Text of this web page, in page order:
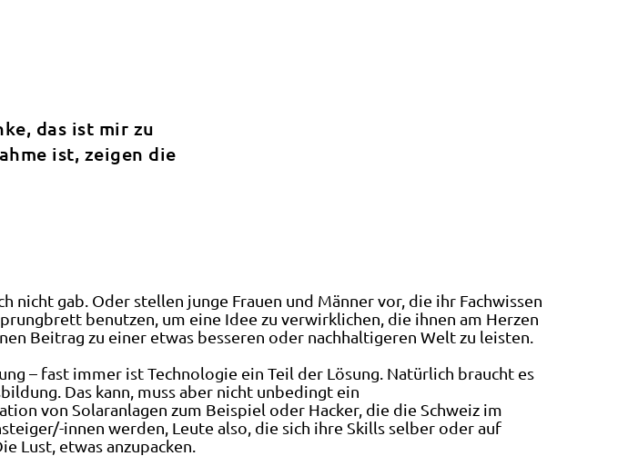
das ist mir zu
ist, zeigen die
gab. Oder stellen junge Frauen und Männer vor, die ihr Fachwissen
benutzen, um eine Idee zu verwirklichen, die ihnen am Herzen
Beitrag zu einer etwas besseren oder nachhaltigeren Welt zu leisten.
– fast immer ist Technologie ein Teil der Lösung. Natürlich braucht es
Das kann, muss aber nicht unbedingt ein
von Solaranlagen zum Beispiel oder Hacker, die die Schweiz im
innen werden, Leute also, die sich ihre Skills selber oder auf
Lust, etwas anzupacken.